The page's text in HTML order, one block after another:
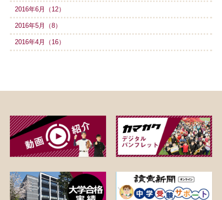
2016年6月（12）
2016年5月（8）
2016年4月（16）